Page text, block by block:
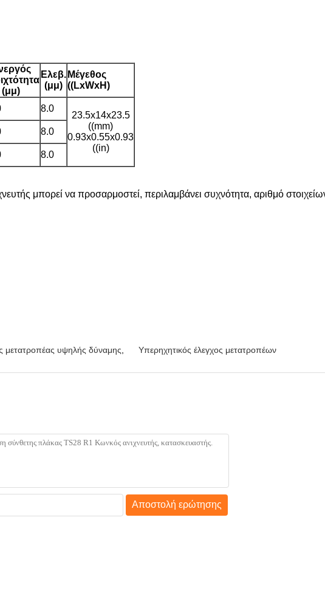
(μμ)
Ελεβ.
(μμ)
Μέγεθος
((LxWxH)
8.0
23.5x14x23.5
((mm)
0.93x0.55x0.93
((in)
8.0
8.0
μπορεί να προσαρμοστεί, περιλαμβάνει συχνότητα, αριθμό
μετατροπέας υψηλής δύναμης Υπερηχητικός έλεγχος μετατροπέων
Αποστολή ερώτησης